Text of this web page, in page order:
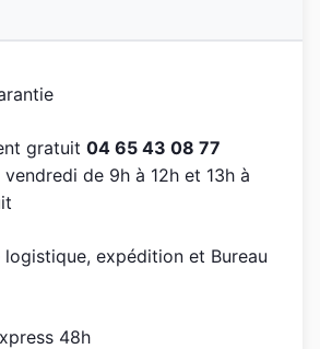
gratuit 04 65 43 08 77
de 9h à 12h et 13h à
logistique, expédition et Bureau
48h